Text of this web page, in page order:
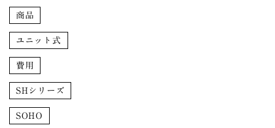
商品
ユニット式
費用
SHシリーズ
SOHO